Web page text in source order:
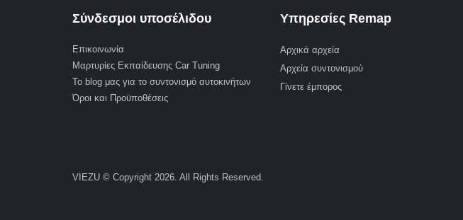
Σύνδεσμοι υποσέλιδου
Επικοινωνία
Μαρτυρίες Εκπαίδευσης Car Tuning
Το blog μας για το συντονισμό αυτοκινήτων
Όροι και Προϋποθέσεις
Υπηρεσίες Remap
Αρχικά αρχεία
Αρχεία συντονισμού
Γίνετε έμπορος
VIEZU © Copyright 2026. All Rights Reserved.